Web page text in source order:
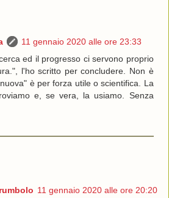
11 gennaio 2020 alle ore 23:33
ed il progresso ci servono proprio
l'ho scritto per concludere. Non è
è per forza utile o scientifica. La
e, se vera, la usiamo. Senza
11 gennaio 2020 alle ore 20:20